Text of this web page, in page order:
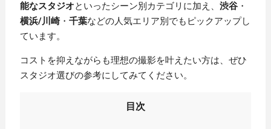
能なスタジオといったシーン別カテゴリに加え、 渋谷・
横浜/川崎・ 千葉などの人気エリア別でもピックアップし
ています。
コストを抑えながらも理想の撮影を叶えたい方は、ぜひ
スタジオ選びの参考にしてみてください。
目次